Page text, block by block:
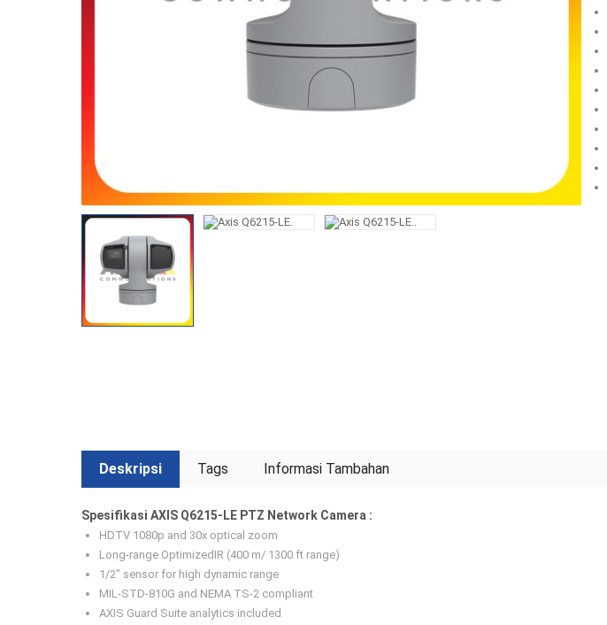
Deskripsi Tags Informasi Tambahan
Spesifikasi AXIS Q6215-LE PTZ Network Camera :
HDTV 1080p and 30x optical zoom
Long-range OptimizedIR (400 m/ 1300 ft range)
1/2″ sensor for high dynamic range
MIL-STD-810G and NEMA TS-2 compliant
AXIS Guard Suite analytics included